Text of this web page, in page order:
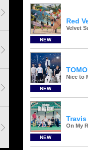
NEW
Red
Velvet
NEW
Nice to
NEW
On My